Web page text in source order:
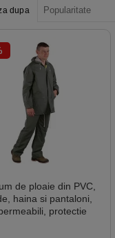
dupa
de ploaie din PVC,
haina si pantaloni,
protectie